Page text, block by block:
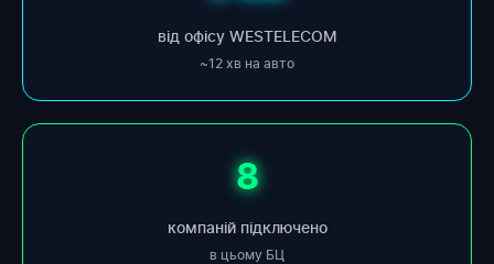
від офісу WESTELECOM
~12 хв на авто
8
компаній підключено
в цьому БЦ